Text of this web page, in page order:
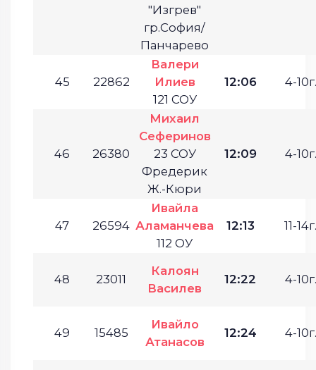
"Изгрев"
гр.София/
Панчарево
45 22862
Валери
Илиев
121 СОУ
12:06 4-10г.
46 26380
Михаил
Сеферинов
23 СОУ
Фредерик
Ж.-Кюри
12:09 4-10г.
47 26594
Ивайла
Аламанчева
112 ОУ
12:13 11-14г.
48 23011
Калоян
Василев
12:22 4-10г.
49 15485
Ивайло
Атанасов
12:24 4-10г.